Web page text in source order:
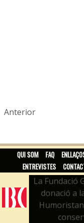
Anterior
QUI SOM FAQ
ENTREVISTES
La Fundació
donació a